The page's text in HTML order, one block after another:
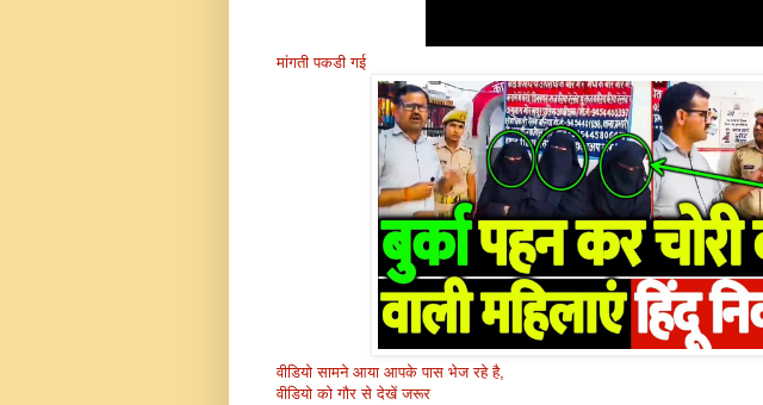
मांगती पकडी गई
वीडियो सामने आया आपके पास भेज रहे है,
वीडियो को गौर से देखें जरूर